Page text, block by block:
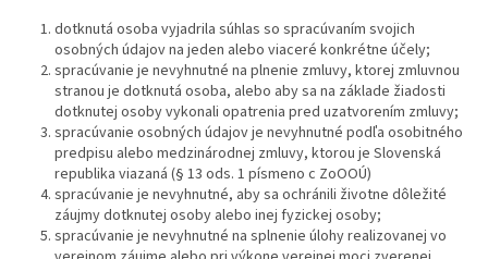
dotknutá osoba vyjadrila súhlas so spracúvaním svojich
osobných údajov na jeden alebo viaceré konkrétne účely;
spracúvanie je nevyhnutné na plnenie zmluvy, ktorej zmluvnou
stranou je dotknutá osoba, alebo aby sa na základe žiadosti
dotknutej osoby vykonali opatrenia pred uzatvorením zmluvy;
spracúvanie osobných údajov je nevyhnutné podľa osobitného
predpisu alebo medzinárodnej zmluvy, ktorou je Slovenská
republika viazaná (§ 13 ods. 1 písmeno c ZoOOÚ)
spracúvanie je nevyhnutné, aby sa ochránili životne dôležité
záujmy dotknutej osoby alebo inej fyzickej osoby;
spracúvanie je nevyhnutné na splnenie úlohy realizovanej vo